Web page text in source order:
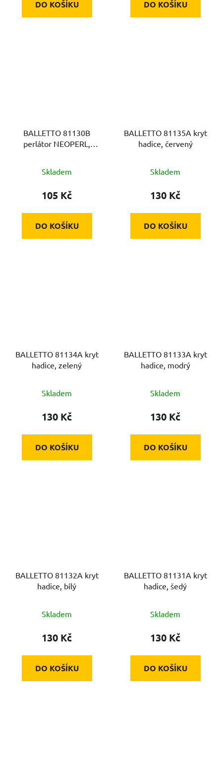
DO KOŠÍKU DO KOŠÍKU
BALLETTO 81130B
perlátor NEOPERL,
Skladem
105 Kč
DO KOŠÍKU
BALLETTO 81135A kryt
hadice, červený
Skladem
130 Kč
DO KOŠÍKU
BALLETTO 81134A kryt
hadice, zelený
Skladem
130 Kč
DO KOŠÍKU
BALLETTO 81133A kryt
hadice, modrý
Skladem
130 Kč
DO KOŠÍKU
BALLETTO 81132A kryt
hadice, bílý
Skladem
130 Kč
DO KOŠÍKU
BALLETTO 81131A kryt
hadice, šedý
Skladem
130 Kč
DO KOŠÍKU